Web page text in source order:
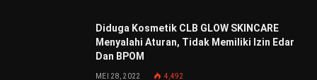
Diduga Kosmetik CLB GLOW SKINCARE
Menyalahi Aturan, Tidak Memiliki Izin Edar
Dan BPOM
MEI 28, 2022 4,492